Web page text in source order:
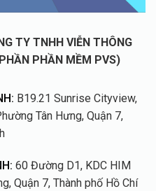
TY TNHH VIỄN THÔNG
PHẦN MỀM PVS)
B19.21 Sunrise Cityview,
Tân Hưng, Quận 7,
60 Đường D1, KDC HIM
Quận 7, Thành phố Hồ Chí